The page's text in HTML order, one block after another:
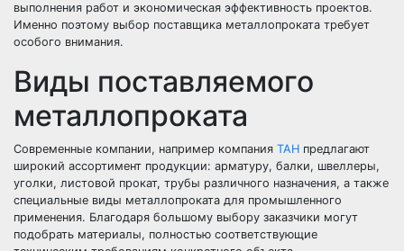
выполнения работ и экономическая эффективность проектов.
Именно поэтому выбор поставщика металлопроката требует
особого внимания.
Виды поставляемого
металлопроката
Современные компании, например компания ТАН предлагают
широкий ассортимент продукции: арматуру, балки, швеллеры,
уголки, листовой прокат, трубы различного назначения, а также
специальные виды металлопроката для промышленного
применения. Благодаря большому выбору заказчики могут
подобрать материалы, полностью соответствующие